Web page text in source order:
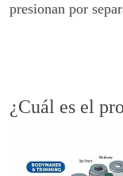
presionan por
¿Cuál es el